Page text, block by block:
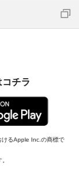
チラ
るApple Inc.の商標で